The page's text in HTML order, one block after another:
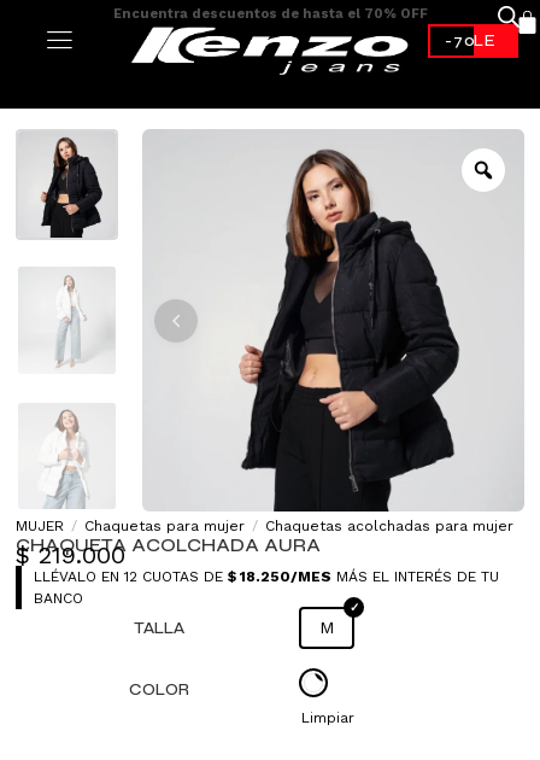
Encuentra descuentos de hasta el 70% OFF
-70%*
MUJER / Chaquetas para mujer / Chaquetas acolchadas para mujer
CHAQUETA ACOLCHADA AURA
$219.000
LLÉVALO EN 12 CUOTAS DE$ 18.250/MES MÁS EL INTERÉS DE TU
BANCO
TALLA M
COLOR
Limpiar